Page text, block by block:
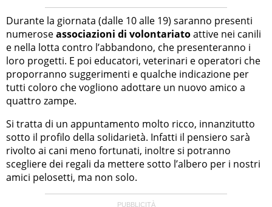
Durante la giornata (dalle 10 alle 19) saranno presenti
numeroseassociazioni di volontariatoattive nei canili
e nella lotta contro l’abbandono, che presenteranno i
loro progetti. E poi educatori, veterinari e operatori che
proporranno suggerimenti e qualche indicazione per
tutti coloro che vogliono adottare un nuovo amico a
quattro zampe.
Si tratta di un appuntamento molto ricco, innanzitutto
sotto il profilo della solidarietà. Infatti il pensiero sarà
rivolto ai cani meno fortunati, inoltre si potranno
scegliere dei regali da mettere sotto l’albero per i nostri
amici pelosetti, ma non solo.